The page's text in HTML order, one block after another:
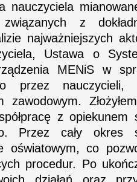
nauczyciela
z
najważniejszych
Ustawa o
MENiS w
przez nauczycieli,
zawodowym.
z opiekunem
Przez cały okres
oświatowym, co
procedur. Po